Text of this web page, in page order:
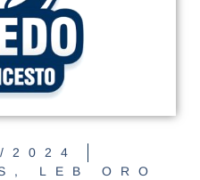
2024
, LEB ORO